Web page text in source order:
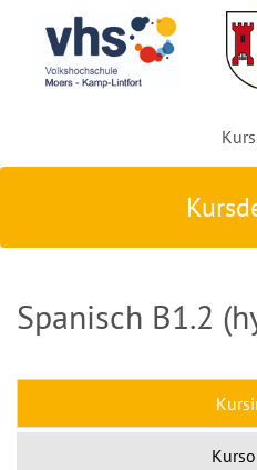
Spanisch B1.2